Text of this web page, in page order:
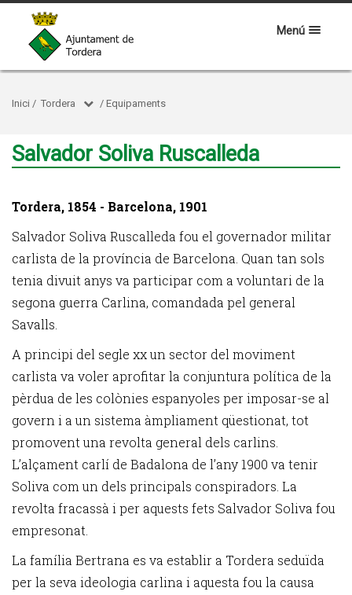
Menú
Inici / Tordera / Equipaments
Salvador Soliva Ruscalleda
Tordera, 1854 - Barcelona, 1901
Salvador Soliva Ruscalleda fou el governador militar
carlista de la província de Barcelona. Quan tan sols
tenia divuit anys va participar com a voluntari de la
segona guerra Carlina, comandada pel general
Savalls.
A principi del segle xx un sector del moviment
carlista va voler aprofitar la conjuntura política de la
pèrdua de les colònies espanyoles per imposar-se al
govern i a un sistema àmpliament qüestionat, tot
promovent una revolta general dels carlins.
L’alçament carlí de Badalona de l’any 1900 va tenir
Soliva com un dels principals conspiradors. La
revolta fracassà i per aquests fets Salvador Soliva fou
empresonat.
La família Bertrana es va establir a Tordera seduïda
per la seva ideologia carlina i aquesta fou la causa